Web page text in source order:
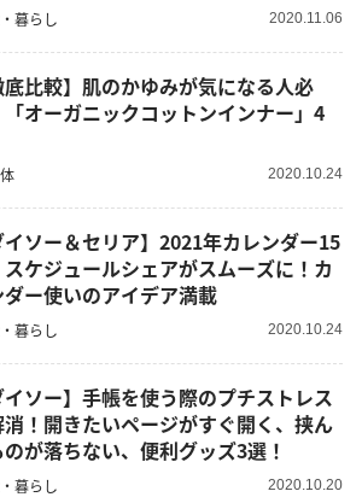
暮らし 2020.11.06
底比較】肌のかゆみが気になる人必
「オーガニックコットンインナー」4
2020.10.24
イソー＆セリア】2021年カレンダー15
ケジュールシェアがスムーズに！カ
ダー使いのアイデア満載
暮らし 2020.10.24
イソー】手帳を使う際のプチストレス
消！開きたいページがすぐ開く、挟ん
が落ちない、便利グッズ3選！
暮らし 2020.10.20